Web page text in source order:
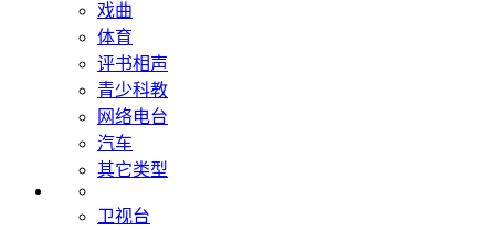
戏曲
体育
评书相声
青少科教
网络电台
汽车
其它类型
卫视台